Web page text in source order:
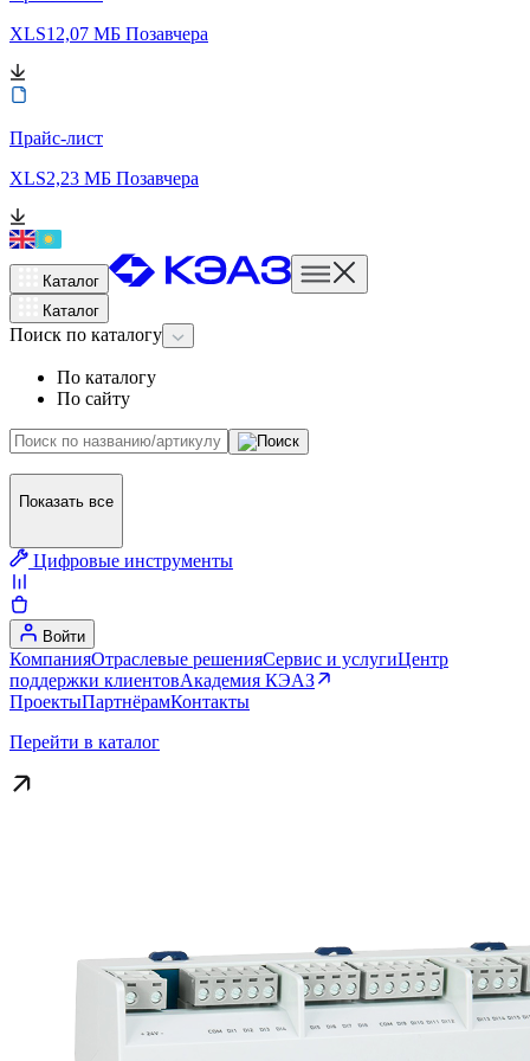
XLS12,07 МБ Позавчера
Прайс-лист
XLS2,23 МБ Позавчера
Каталог
Каталог
Поиск по каталогу
По каталогу
По сайту
Показать все
Цифровые инструменты
Войти
КомпанияОтраслевые решенияСервис и услугиЦентр
поддержки клиентовАкадемия КЭАЗ
ПроектыПартнёрамКонтакты
Перейти в каталог